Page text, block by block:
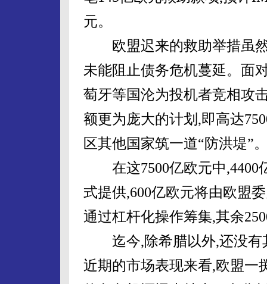
元。
欧盟迟来的救助举措虽然
未能阻止债务危机蔓延。面
萄牙等国沦为投机者竞相攻
额更为庞大的计划,即高达
区其他国家筑一道“防洪堤”
在这7500亿欧元中,4400
式提供,600亿欧元将由欧盟
通过杠杆化操作筹集,其余
迄今,除希腊以外,还没有
近期的市场表现来看,欧盟一